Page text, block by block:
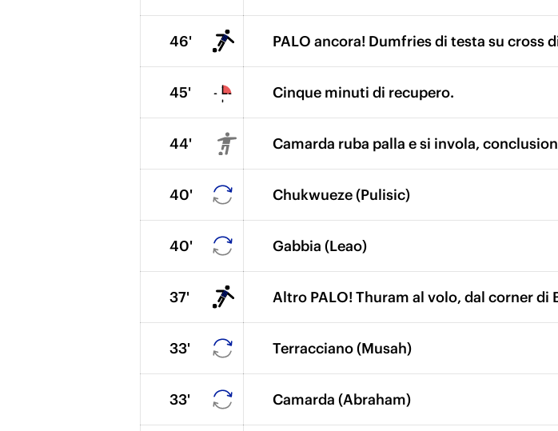
46' PALO ancora! Dumfries di testa su cross
45' Cinque minuti di recupero.
44' Camarda ruba palla e si invola,
40' Chukwueze (Pulisic)
40' Gabbia (Leao)
37' Altro PALO! Thuram al volo, dal corner
33' Terracciano (Musah)
33' Camarda (Abraham)